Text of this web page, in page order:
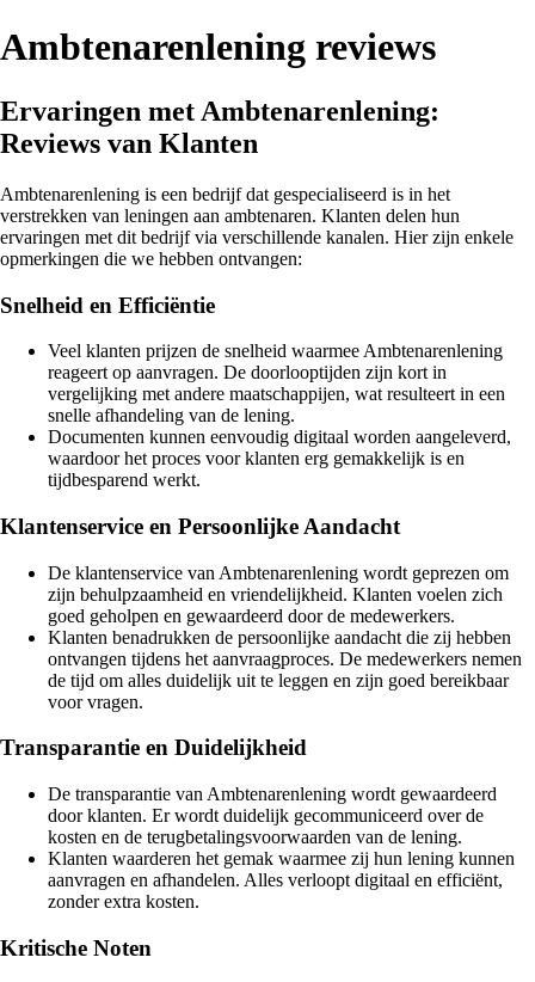
Ambtenarenlening reviews
Ervaringen met Ambtenarenlening:
Reviews van Klanten
Ambtenarenlening is een bedrijf dat gespecialiseerd is in het
verstrekken van leningen aan ambtenaren. Klanten delen hun
ervaringen met dit bedrijf via verschillende kanalen. Hier zijn enkele
opmerkingen die we hebben ontvangen:
Snelheid en Efficiëntie
Veel klanten prijzen de snelheid waarmee Ambtenarenlening
reageert op aanvragen. De doorlooptijden zijn kort in
vergelijking met andere maatschappijen, wat resulteert in een
snelle afhandeling van de lening.
Documenten kunnen eenvoudig digitaal worden aangeleverd,
waardoor het proces voor klanten erg gemakkelijk is en
tijdbesparend werkt.
Klantenservice en Persoonlijke Aandacht
De klantenservice van Ambtenarenlening wordt geprezen om
zijn behulpzaamheid en vriendelijkheid. Klanten voelen zich
goed geholpen en gewaardeerd door de medewerkers.
Klanten benadrukken de persoonlijke aandacht die zij hebben
ontvangen tijdens het aanvraagproces. De medewerkers nemen
de tijd om alles duidelijk uit te leggen en zijn goed bereikbaar
voor vragen.
Transparantie en Duidelijkheid
De transparantie van Ambtenarenlening wordt gewaardeerd
door klanten. Er wordt duidelijk gecommuniceerd over de
kosten en de terugbetalingsvoorwaarden van de lening.
Klanten waarderen het gemak waarmee zij hun lening kunnen
aanvragen en afhandelen. Alles verloopt digitaal en efficiënt,
zonder extra kosten.
Kritische Noten